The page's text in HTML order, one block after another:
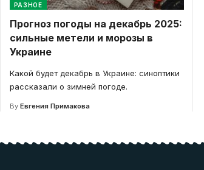
РАЗНОЕ
Прогноз погоды на декабрь 2025:
сильные метели и морозы в
Украине
Какой будет декабрь в Украине: синоптики
рассказали о зимней погоде.
By Евгения Примакова